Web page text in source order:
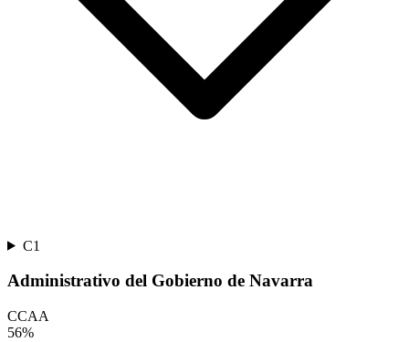
C1
Administrativo del Gobierno de Navarra
CCAA
56%